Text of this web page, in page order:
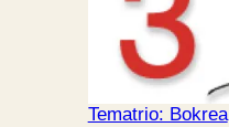
Tematrio: Bokrea